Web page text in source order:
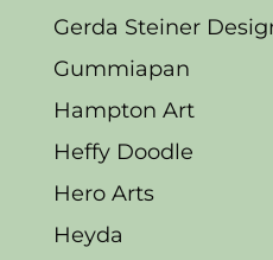
Gerda Steiner
Gummiapan
Hampton Art
Heffy Doodle
Hero Arts
Heyda